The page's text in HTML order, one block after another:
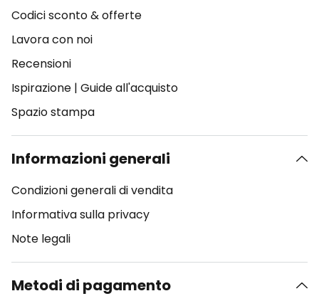
Codici sconto & offerte
Lavora con noi
Recensioni
Ispirazione | Guide all'acquisto
Spazio stampa
Informazioni generali
Condizioni generali di vendita
Informativa sulla privacy
Note legali
Metodi di pagamento